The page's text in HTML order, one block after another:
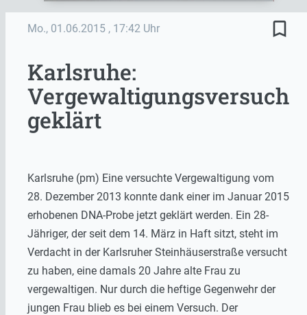
Mo., 01.06.2015 , 17:42 Uhr bookmark_border
Karlsruhe:
Vergewaltigungsversuch
geklärt
Karlsruhe (pm) Eine versuchte Vergewaltigung vom
28. Dezember 2013 konnte dank einer im Januar 2015
erhobenen DNA-Probe jetzt geklärt werden. Ein 28-
Jähriger, der seit dem 14. März in Haft sitzt, steht im
Verdacht in der Karlsruher Steinhäuserstraße versucht
zu haben, eine damals 20 Jahre alte Frau zu
vergewaltigen. Nur durch die heftige Gegenwehr der
jungen Frau blieb es bei einem Versuch. Der